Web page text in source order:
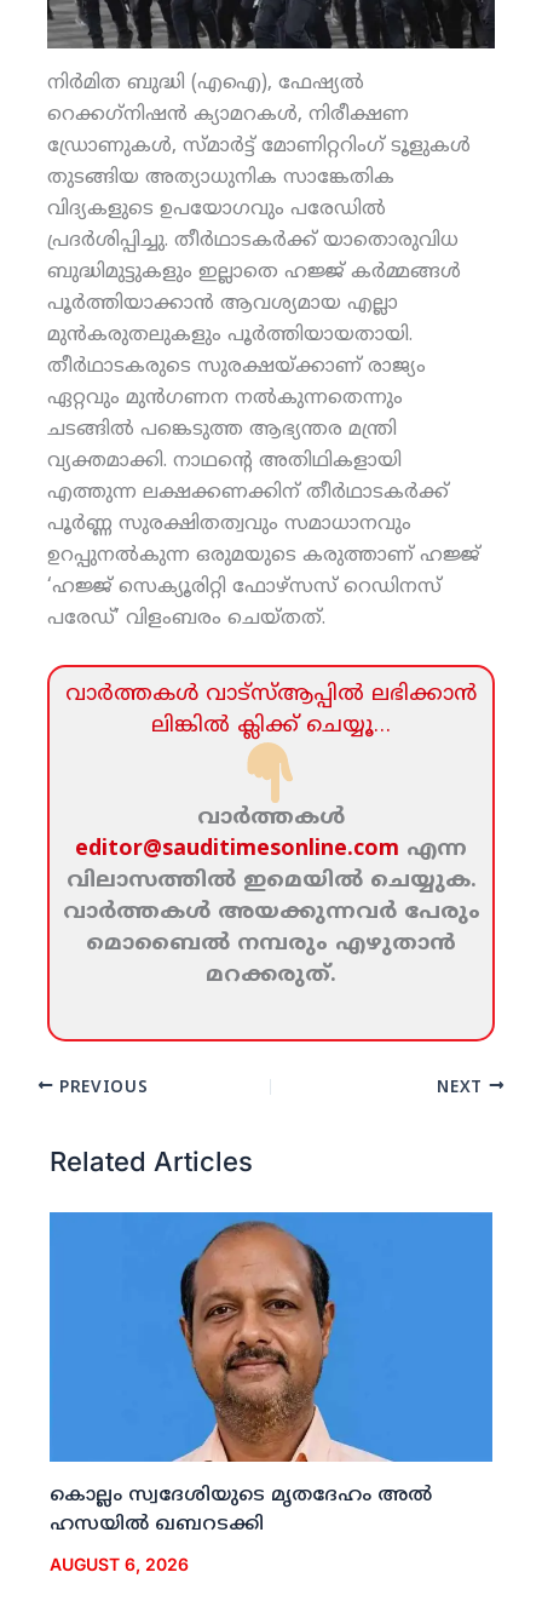
നിര്‍മിത ബുദ്ധി (എഐ), ഫേഷ്യല്‍
റെക്കഗ്‌നിഷന്‍ ക്യാമറകള്‍, നിരീക്ഷണ
ഡ്രോണുകള്‍, സ്മാര്‍ട്ട് മോണിറ്ററിംഗ് ടൂളുകള്‍
തുടങ്ങിയ അത്യാധുനിക സാങ്കേതിക
വിദ്യകളുടെ ഉപയോഗവും പരേഡില്‍
പ്രദര്‍ശിപ്പിച്ചു. തീര്‍ഥാടകര്‍ക്ക് യാതൊരുവിധ
ബുദ്ധിമുട്ടുകളും ഇല്ലാതെ ഹജ്ജ് കര്‍മ്മങ്ങള്‍
പൂര്‍ത്തിയാക്കാന്‍ ആവശ്യമായ എല്ലാ
മുന്‍കരുതലുകളും പൂര്‍ത്തിയായതായി.
തീര്‍ഥാടകരുടെ സുരക്ഷയ്ക്കാണ് രാജ്യം
ഏറ്റവും മുന്‍ഗണന നല്‍കുന്നതെന്നും
ചടങ്ങില്‍ പങ്കെടുത്ത ആഭ്യന്തര മന്ത്രി
വ്യക്തമാക്കി. നാഥന്റെ അതിഥികളായി
എത്തുന്ന ലക്ഷക്കണക്കിന് തീര്‍ഥാടകര്‍ക്ക്
പൂര്‍ണ്ണ സുരക്ഷിതത്വവും സമാധാനവും
ഉറപ്പുനല്‍കുന്ന ഒരുമയുടെ കരുത്താണ് ഹജ്ജ്
‘ഹജ്ജ് സെക്യൂരിറ്റി ഫോഴ്‌സസ് റെഡിനസ്
പരേഡ്’ വിളംബരം ചെയ്തത്.
വാര്‍ത്തകള്‍ വാട്‌സ്‌ആപ്പില്‍ ലഭിക്കാന്‍
ലിങ്കില്‍ ക്ലിക്ക്‌ ചെയ്യൂ…
വാര്‍ത്തകള്‍
editor@sauditimesonline.com എന്ന
വിലാസത്തില്‍ ഇമെയില്‍ ചെയ്യുക.
വാര്‍ത്തകള്‍ അയക്കുന്നവര്‍ പേരും
മൊബൈല്‍ നമ്പരും എഴുതാന്‍
മറക്കരുത്‌.
PREVIOUS NEXT
Related Articles
കൊല്ലം സ്വദേശിയുടെ മൃതദേഹം അല്‍
ഹസയില്‍ ഖബറടക്കി
AUGUST 6, 2026